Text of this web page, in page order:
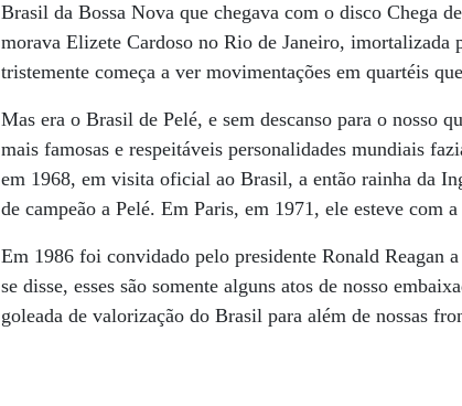
Brasil da Bossa Nova que chegava com o disco Chega
morava Elizete Cardoso no Rio de Janeiro,
tristemente começa a ver movimentações em quartéis
Mas era o Brasil de Pelé, e sem descanso para o nosso
mais famosas e respeitáveis personalidades mundiais
em 1968, em visita oficial ao Brasil, a então rainha da
de campeão a Pelé. Em Paris, em 1971, ele esteve com
Em 1986 foi convidado pelo presidente Ronald Reagan
se disse, esses são somente alguns atos de nosso
goleada de valorização do Brasil para além de nossas